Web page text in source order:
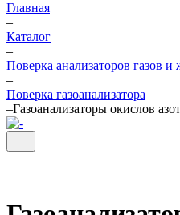
Главная
–
Каталог
–
Поверка анализаторов газов и
–
Поверка газоанализатора
–Газоанализаторы окислов